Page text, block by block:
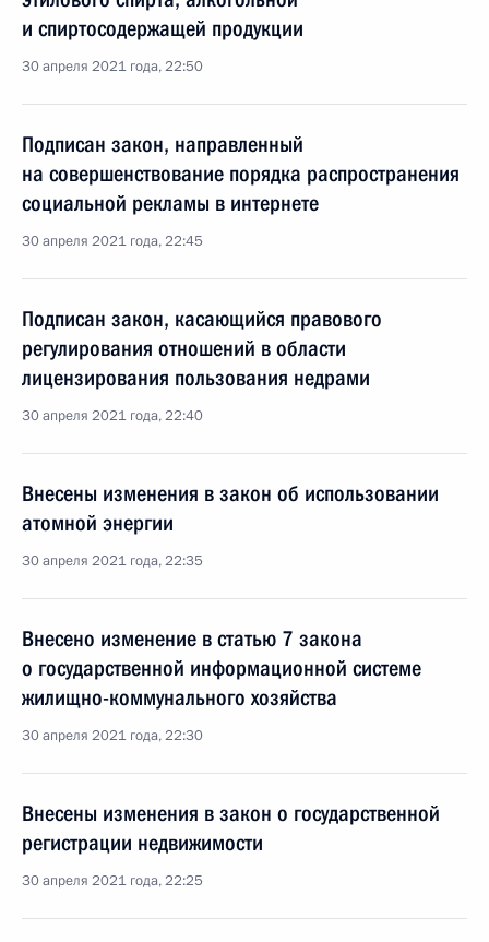
и спиртосодержащей продукции
30 апреля 2021 года, 22:50
Подписан закон, направленный
на совершенствование порядка распространения
социальной рекламы в интернете
30 апреля 2021 года, 22:45
Подписан закон, касающийся правового
регулирования отношений в области
лицензирования пользования недрами
30 апреля 2021 года, 22:40
Внесены изменения в закон об использовании
атомной энергии
30 апреля 2021 года, 22:35
Внесено изменение в статью 7 закона
о государственной информационной системе
жилищно-коммунального хозяйства
30 апреля 2021 года, 22:30
Внесены изменения в закон о государственной
регистрации недвижимости
30 апреля 2021 года, 22:25